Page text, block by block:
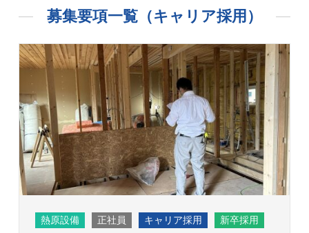
募集要項一覧（キャリア採用）
熱原設備 正社員 キャリア採用 新卒採用